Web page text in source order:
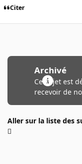
Citer
Archivé
Ce sujet est
recevoir de
Aller sur la liste des